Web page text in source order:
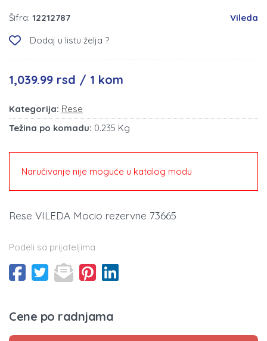
Šifra: 12212787
Dodaj u listu želja ?
Vileda
1,039.99 rsd / 1 kom
Kategorija: Rese
Težina po komadu: 0.235 Kg
Naručivanje nije moguće u katalog modu
Rese VILEDA Mocio rezervne 73665
Podeli sa prijateljima
Cene po radnjama